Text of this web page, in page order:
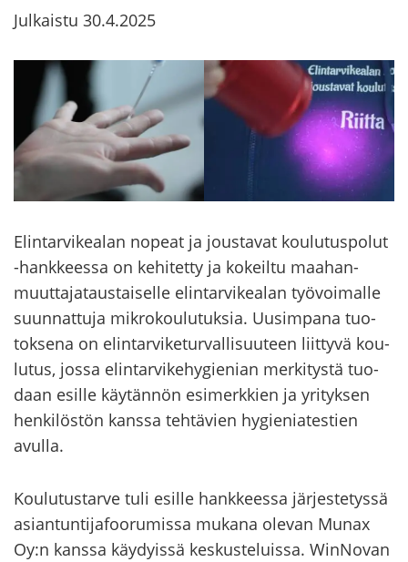
Julkaistu 30.4.2025
Elin­tar­vi­kea­lan no­peat ja jous­ta­vat kou­lu­tus­po­lut
-​hankkeessa on ke­hi­tet­ty ja ko­keil­tu maa­han­
muut­ta­ja­taus­tai­sel­le elin­tar­vi­kea­lan työ­voi­mal­le
suun­nat­tu­ja mik­ro­kou­lu­tuk­sia. Uusim­pa­na tuo­
tok­se­na on elin­tar­vi­ke­tur­val­li­suu­teen liit­ty­vä kou­
lu­tus, jossa elin­tar­vi­ke­hy­gie­nian mer­ki­tys­tä tuo­
daan esil­le käy­tän­nön esi­merk­kien ja yri­tyk­sen
hen­ki­lös­tön kans­sa teh­tä­vien hy­gie­nia­tes­tien
avul­la.
Kou­lu­tus­tar­ve tuli esil­le hank­kees­sa jär­jes­te­tys­sä
asian­tun­ti­ja­foo­ru­mis­sa mu­ka­na ole­van Munax
Oy:n kans­sa käy­dyis­sä kes­kus­te­luis­sa. WinNovan